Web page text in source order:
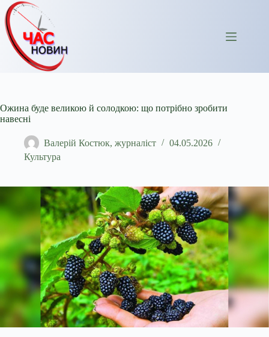
Перейти
до
вмісту
Ожина буде великою й солодкою: що потрібно зробити
навесні
Валерій Костюк, журналіст
04.05.2026
Культура